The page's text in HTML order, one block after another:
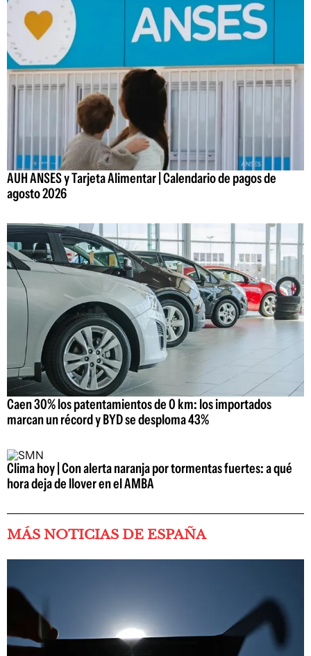
AUH ANSES y Tarjeta Alimentar | Calendario de pagos de
agosto 2026
Caen 30% los patentamientos de 0 km: los importados
marcan un récord y BYD se desploma 43%
Clima hoy | Con alerta naranja por tormentas fuertes: a qué
hora deja de llover en el AMBA
MÁS NOTICIAS DE ESPAÑA